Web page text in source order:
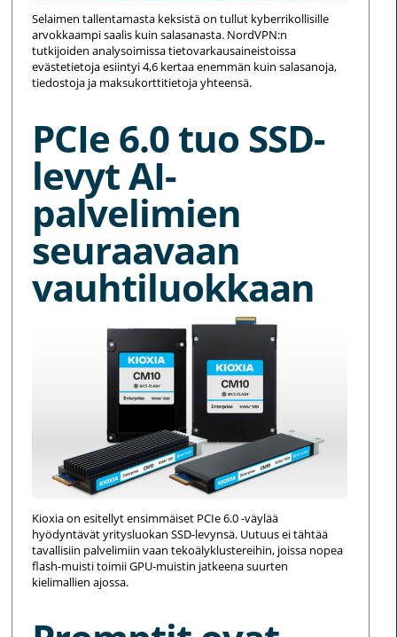
Selaimen tallentamasta keksistä on tullut kyberrikollisille
arvokkaampi saalis kuin salasanasta. NordVPN:n
tutkijoiden analysoimissa tietovarkausaineistoissa
evästetietoja esiintyi 4,6 kertaa enemmän kuin salasanoja,
tiedostoja ja maksukorttitietoja yhteensä.
PCIe 6.0 tuo SSD-
levyt AI-
palvelimien
seuraavaan
vauhtiluokkaan
Kioxia on esitellyt ensimmäiset PCIe 6.0 -väylää
hyödyntävät yritysluokan SSD-levynsä. Uutuus ei tähtää
tavallisiin palvelimiin vaan tekoälyklustereihin, joissa nopea
flash-muisti toimii GPU-muistin jatkeena suurten
kielimallien ajossa.